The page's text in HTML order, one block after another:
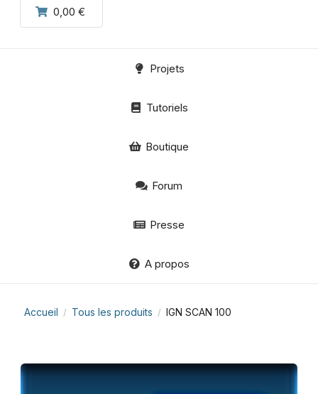
0,00 €
Projets
Tutoriels
Boutique
Forum
Presse
A propos
Accueil / Tous les produits / IGN SCAN 100